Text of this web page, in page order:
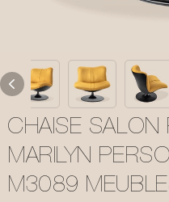
CHAISE SALON
MARILYN
M3089